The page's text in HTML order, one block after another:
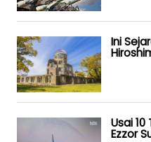
Ini
Usai
Ezzor